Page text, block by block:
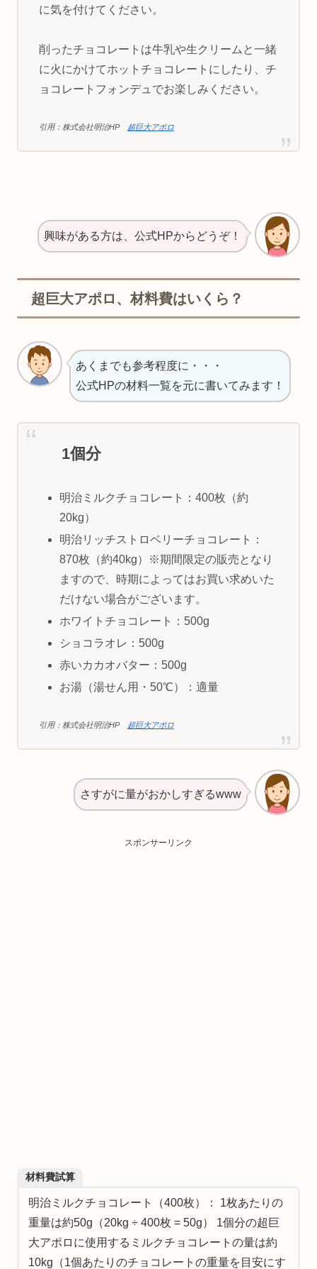
に気を付けてください。
削ったチョコレートは牛乳や生クリームと一緒
に火にかけてホットチョコレートにしたり、チ
ョコレートフォンデュでお楽しみください。
引用：株式会社明治HP 超巨大アポロ
興味がある方は、公式HPからどうぞ！
超巨大アポロ、材料費はいくら？
あくまでも参考程度に・・・
公式HPの材料一覧を元に書いてみます！
1個分
明治ミルクチョコレート：400枚（約
20kg）
明治リッチストロベリーチョコレート：
870枚（約40kg）※期間限定の販売となり
ますので、時期によってはお買い求めいた
だけない場合がございます。
ホワイトチョコレート：500g
ショコラオレ：500g
赤いカカオバター：500g
お湯（湯せん用・50℃）：適量
引用：株式会社明治HP 超巨大アポロ
さすがに量がおかしすぎるwww
スポンサーリンク
材料費試算
明治ミルクチョコレート（400枚）： 1枚あたりの
重量は約50g（20kg ÷ 400枚 = 50g） 1個分の超巨
大アポロに使用するミルクチョコレートの量は約
10kg（1個あたりのチョコレートの重量を目安にす